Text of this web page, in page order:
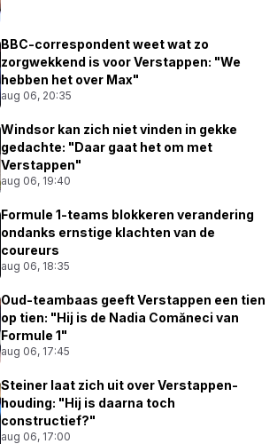
BBC-correspondent weet wat zo
zorgwekkend is voor Verstappen: "We
hebben het over Max"
aug 06, 20:35
Windsor kan zich niet vinden in gekke
gedachte: "Daar gaat het om met
Verstappen"
aug 06, 19:40
Formule 1-teams blokkeren verandering
ondanks ernstige klachten van de
coureurs
aug 06, 18:35
Oud-teambaas geeft Verstappen een tien
op tien: "Hij is de Nadia Comăneci van
Formule 1"
aug 06, 17:45
Steiner laat zich uit over Verstappen-
houding: "Hij is daarna toch
constructief?"
aug 06, 17:00